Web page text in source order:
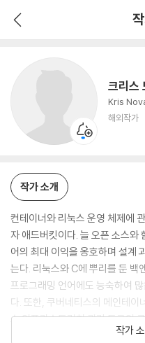
크리스
Kris
해외작가
작가 소개
컨테이너와 리눅스 운영 체제에
자 애드버킷이다. 늘 오픈 소스와
어의 최대 이익을 옹호하며 설계
는다. 리눅스와 C에 뿌리를 둔
프로그래밍 언어에도 능숙하여
다. 또한, 쿠버네티스의 메인테
스 인프라스트럭처 관리 도구인
리스는 쿠버네티스에서 특별
작가